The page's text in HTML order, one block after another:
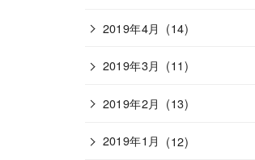
2019年4月 (14)
2019年3月 (11)
2019年2月 (13)
2019年1月 (12)